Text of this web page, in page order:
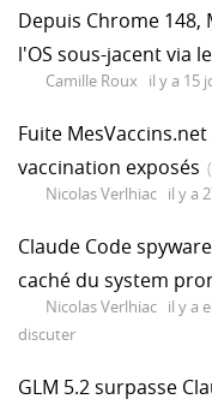
Depuis Chrome 148,
l'OS sous-jacent via
Camille Roux il y a 15
Fuite
vaccination exposés
Nicolas Verlhiac il y a
Claude Code
caché du system
Nicolas Verlhiac il y a
discuter
GLM 5.2 surpasse